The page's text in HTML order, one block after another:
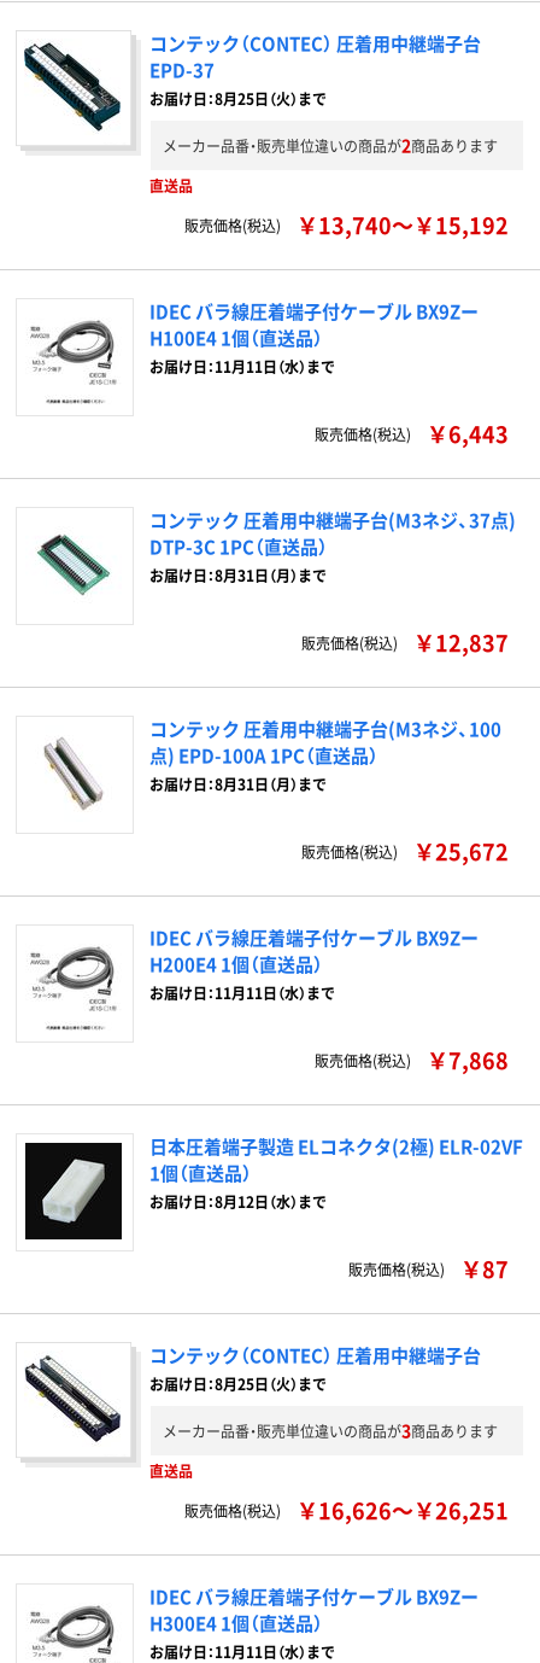
コンテック（CONTEC） 圧着用中継端子台
EPD-37
お届け日：8月25日（火）まで
メーカー品番・販売単位違いの商品が2商品あります
直送品
販売価格(税込)
￥13,740～￥15,192
IDEC バラ線圧着端子付ケーブル BX9Zー
H100E4 1個（直送品）
お届け日：11月11日（水）まで
販売価格(税込) ￥6,443
コンテック 圧着用中継端子台(M3ネジ、37点)
DTP-3C 1PC（直送品）
お届け日：8月31日（月）まで
販売価格(税込) ￥12,837
コンテック 圧着用中継端子台(M3ネジ、100
点) EPD-100A 1PC（直送品）
お届け日：8月31日（月）まで
販売価格(税込) ￥25,672
IDEC バラ線圧着端子付ケーブル BX9Zー
H200E4 1個（直送品）
お届け日：11月11日（水）まで
販売価格(税込) ￥7,868
日本圧着端子製造 ELコネクタ(2極) ELR-02VF
1個（直送品）
お届け日：8月12日（水）まで
販売価格(税込) ￥87
コンテック（CONTEC） 圧着用中継端子台
お届け日：8月25日（火）まで
メーカー品番・販売単位違いの商品が3商品あります
直送品
販売価格(税込)
￥16,626～￥26,251
IDEC バラ線圧着端子付ケーブル BX9Zー
H300E4 1個（直送品）
お届け日：11月11日（水）まで